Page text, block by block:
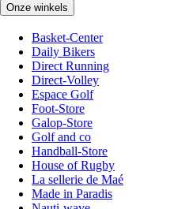
Onze winkels
Basket-Center
Daily Bikers
Direct Running
Direct-Volley
Espace Golf
Foot-Store
Galop-Store
Golf and co
Handball-Store
House of Rugby
La sellerie de Maé
Made in Paradis